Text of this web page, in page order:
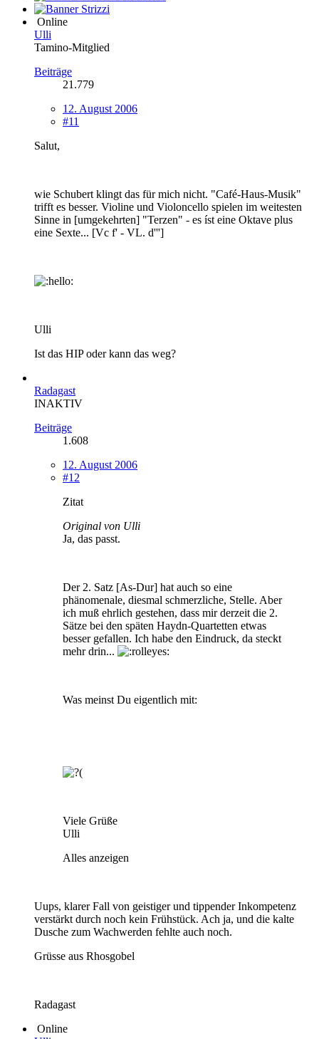
Online
Ulli
Tamino-Mitglied
Beiträge
21.779
12. August 2006
#11
Salut,
wie Schubert klingt das für mich nicht. "Café-Haus-Musik"
trifft es besser. Violine und Violoncello spielen im weitesten
Sinne in [umgekehrten] "Terzen" - es íst eine Oktave plus
eine Sexte... [Vc f' - VL. d''']
Ulli
Ist das HIP oder kann das weg?
Radagast
INAKTIV
Beiträge
1.608
12. August 2006
#12
Zitat
Original von Ulli
Ja, das passt.
Der 2. Satz [As-Dur] hat auch so eine
phänomenale, diesmal schmerzliche, Stelle. Aber
ich muß ehrlich gestehen, dass mir derzeit die 2.
Sätze bei den späten Haydn-Quartetten etwas
besser gefallen. Ich habe den Eindruck, da steckt
mehr drin...
Was meinst Du eigentlich mit:
Viele Grüße
Ulli
Alles anzeigen
Uups, klarer Fall von geistiger und tippender Inkompetenz
verstärkt durch noch kein Frühstück. Ach ja, und die kalte
Dusche zum Wachwerden fehlte auch noch.
Grüsse aus Rhosgobel
Radagast
Online